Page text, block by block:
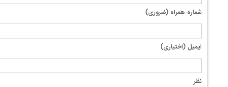
شماره همراه (ضروری)
ایمیل (اختیاری)
نظر